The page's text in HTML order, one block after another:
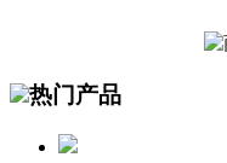
热门产品